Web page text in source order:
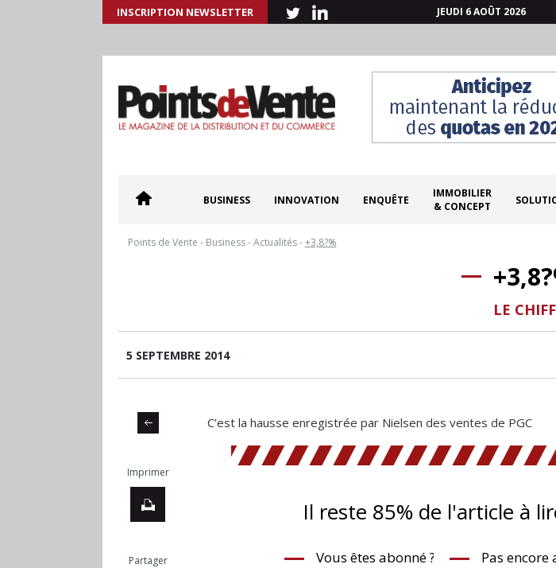
INSCRIPTION NEWSLETTER JEUDI 6 AOÛT 2026
BUSINESS INNOVATION ENQUÊTE
IMMOBILIER
& CONCEPT
Points de Vente - Business-Actualités-+3,8?%
LE
5 SEPTEMBRE 2014
Imprimer
Partager
C’est la hausse enregistrée par Nielsen des ventes de PGC
Il reste 85% de l'article à
Vous êtes abonné ? Pas encore